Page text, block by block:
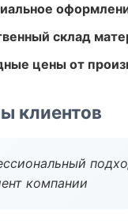
склад
цены от
клиентов
компании